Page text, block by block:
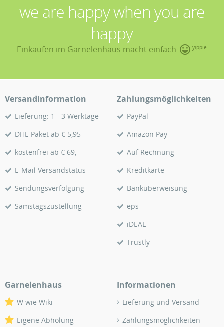
we are happy when you are
happy
Einkaufen im Garnelenhaus macht einfach yippie
Versandinformation
Lieferung: 1 - 3 Werktage
DHL-Paket ab € 5,95
kostenfrei ab € 69,-
E-Mail Versandstatus
Sendungsverfolgung
Samstagszustellung
Zahlungsmöglichkeiten
PayPal
Amazon Pay
Auf Rechnung
Kreditkarte
Banküberweisung
eps
iDEAL
Trustly
Garnelenhaus
W wie Wiki
Eigene Abholung
Informationen
Lieferung und Versand
Zahlungsmöglichkeiten